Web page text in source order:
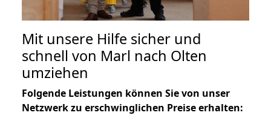
Mit unsere Hilfe sicher und
schnell von Marl nach Olten
umziehen
Folgende Leistungen können Sie von unser
Netzwerk zu erschwinglichen Preise erhalten: